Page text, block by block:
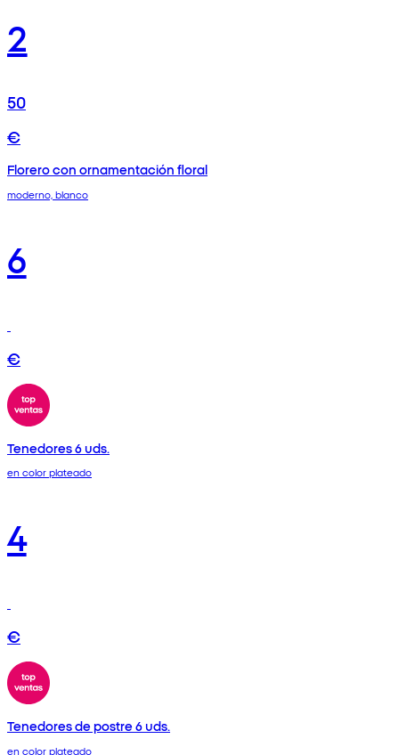
2
50
€
Florero con ornamentación floral
moderno, blanco
6
€
Tenedores 6 uds.
en color plateado
4
€
Tenedores de postre 6 uds.
en color plateado